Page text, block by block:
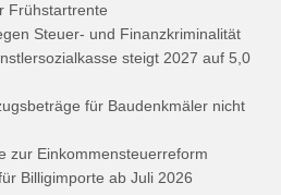
Frühstartrente
Steuer- und Finanzkriminalität
steigt 2027 auf 5,0
für Baudenkmäler nicht
zur Einkommensteuerreform
Billigimporte ab Juli 2026